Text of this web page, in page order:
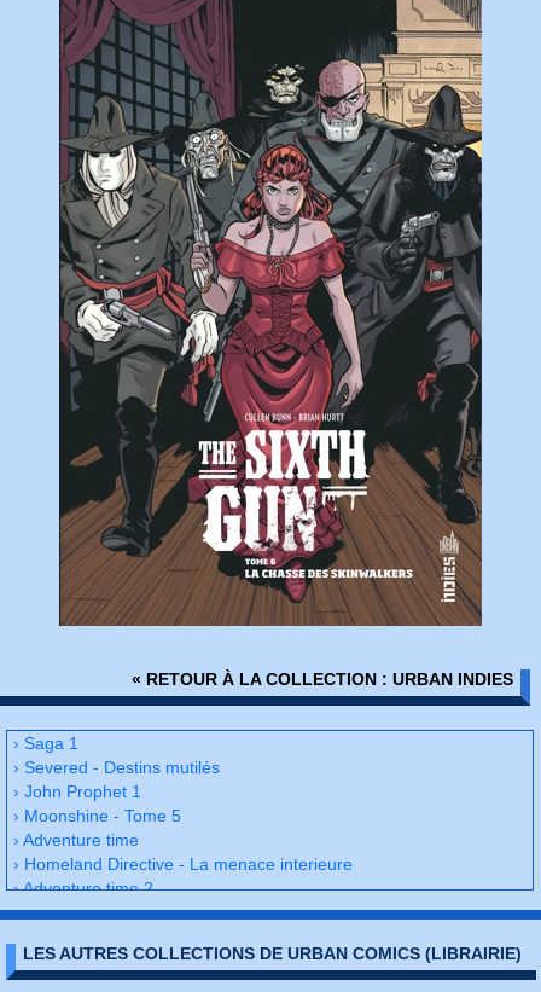
« RETOUR À LA COLLECTION : URBAN INDIES
› Saga 1
› Severed - Destins mutilés
› John Prophet 1
› Moonshine - Tome 5
› Adventure time
› Homeland Directive - La menace interieure
› Adventure time 2
› Petrograd
› Vanish - Tome 1
› Saga 2
LES AUTRES COLLECTIONS DE URBAN COMICS (LIBRAIRIE)